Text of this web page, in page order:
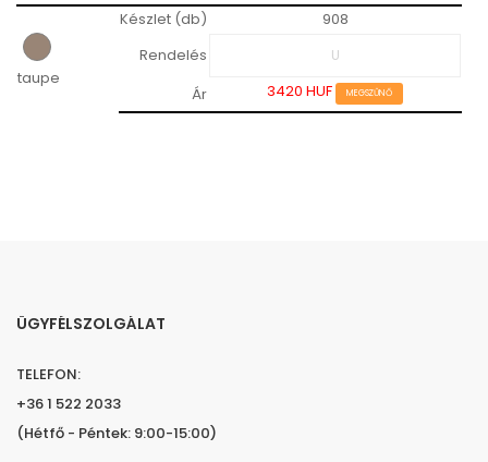
taupe
Készlet (db)
908
Rendelés
Ár
3420 HUF MEGSZŰNŐ
ÜGYFÉLSZOLGÁLAT
TELEFON:
+36 1 522 2033
(Hétfő - Péntek: 9:00-15:00)